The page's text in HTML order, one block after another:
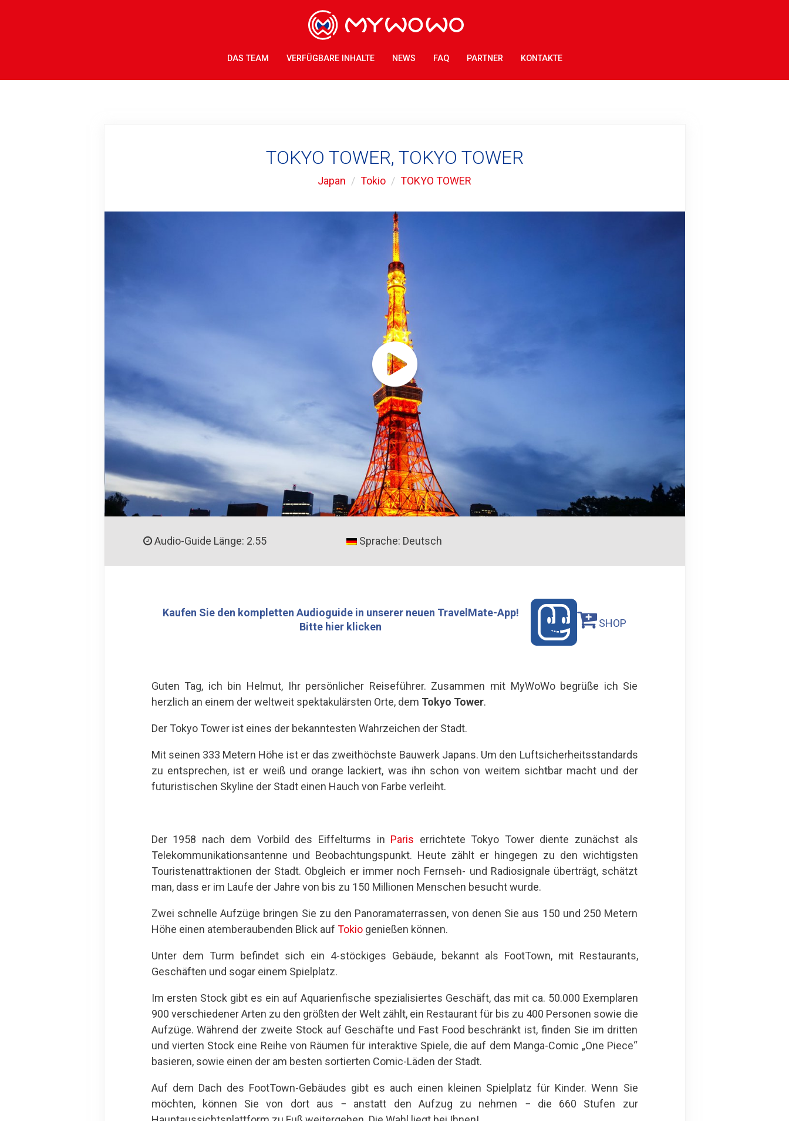
DAS TEAM VERFÜGBARE INHALTE NEWS FAQ PARTNER KONTAKTE
TOKYO TOWER, TOKYO TOWER
Japan Tokio TOKYO TOWER
Audio-Guide Länge: 2.55 Sprache: Deutsch
Kaufen Sie den kompletten Audioguide in unserer neuen TravelMate-App!
Bitte hier klicken
SHOP
Guten Tag, ich bin Helmut, Ihr persönlicher Reiseführer. Zusammen mit MyWoWo begrüße ich Sie
herzlich an einem der weltweit spektakulärsten Orte, dem Tokyo Tower.
Der Tokyo Tower ist eines der bekanntesten Wahrzeichen der Stadt.
Mit seinen 333 Metern Höhe ist er das zweithöchste Bauwerk Japans. Um den Luftsicherheitsstandards
zu entsprechen, ist er weiß und orange lackiert, was ihn schon von weitem sichtbar macht und der
futuristischen Skyline der Stadt einen Hauch von Farbe verleiht.
Der 1958 nach dem Vorbild des Eiffelturms in Paris errichtete Tokyo Tower diente zunächst als
Telekommunikationsantenne und Beobachtungspunkt. Heute zählt er hingegen zu den wichtigsten
Touristenattraktionen der Stadt. Obgleich er immer noch Fernseh- und Radiosignale überträgt, schätzt
man, dass er im Laufe der Jahre von bis zu 150 Millionen Menschen besucht wurde.
Zwei schnelle Aufzüge bringen Sie zu den Panoramaterrassen, von denen Sie aus 150 und 250 Metern
Höhe einen atemberaubenden Blick auf Tokiogenießen können.
Unter dem Turm befindet sich ein 4-stöckiges Gebäude, bekannt als FootTown, mit Restaurants,
Geschäften und sogar einem Spielplatz.
Im ersten Stock gibt es ein auf Aquarienfische spezialisiertes Geschäft, das mit ca. 50.000 Exemplaren
900 verschiedener Arten zu den größten der Welt zählt, ein Restaurant für bis zu 400 Personen sowie die
Aufzüge. Während der zweite Stock auf Geschäfte und Fast Food beschränkt ist, finden Sie im dritten
und vierten Stock eine Reihe von Räumen für interaktive Spiele, die auf dem Manga-Comic „One Piece“
basieren, sowie einen der am besten sortierten Comic-Läden der Stadt.
Auf dem Dach des FootTown-Gebäudes gibt es auch einen kleinen Spielplatz für Kinder. Wenn Sie
möchten, können Sie von dort aus − anstatt den Aufzug zu nehmen − die 660 Stufen zur